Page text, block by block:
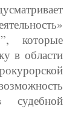
которые
в области
судебной